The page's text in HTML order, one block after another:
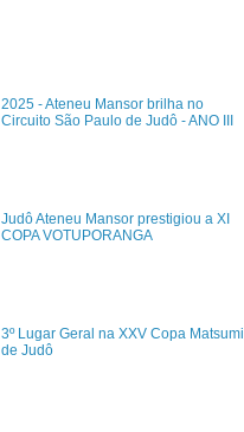
2025 - Ateneu Mansor brilha no
Circuito São Paulo de Judô - ANO III
Judô Ateneu Mansor prestigiou a XI
COPA VOTUPORANGA
3º Lugar Geral na XXV Copa Matsumi
de Judô